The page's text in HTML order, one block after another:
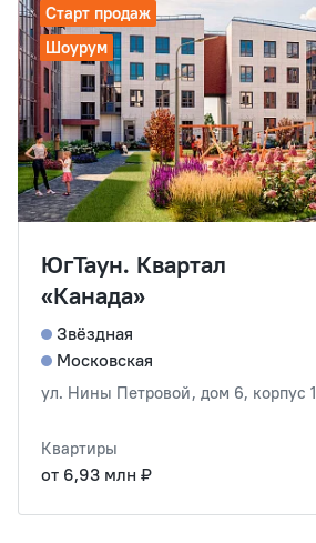
Старт продаж
Шоурум
ЮгТаун. Квартал
«Канада»
Звёздная
Московская
ул. Нины Петровой, дом 6, корпус 1
Квартиры
от 6,93 млн ₽